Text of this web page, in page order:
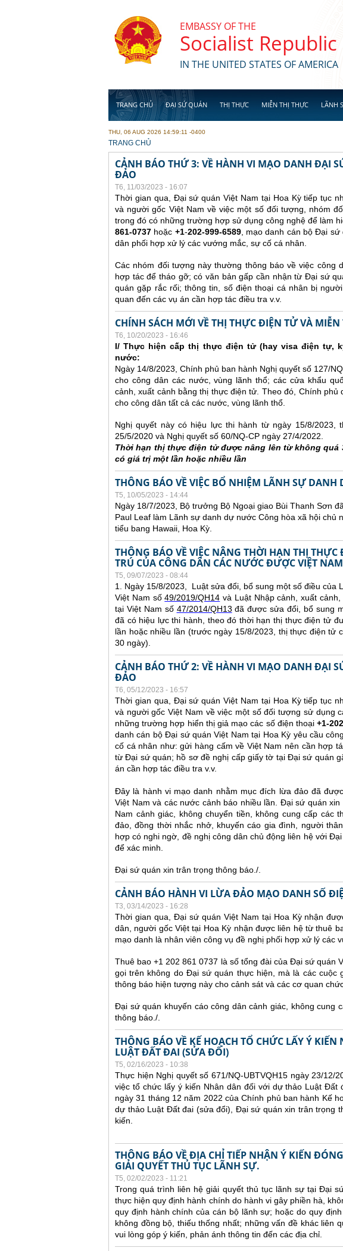
EMBASSY OF THE
Socialist
IN THE UNITED STATES OF AMERICA
TRANG CHỦ ĐẠI SỨ QUÁN THỊ THỰC MIỄN THỊ THỰC LÃNH
THU, 06 AUG 2026 14:59:11 -0400
YOU ARE HERE
TRANG CHỦ
CẢNH BÁO THỨ 3: VỀ HÀNH VI MẠO DANH ĐẠI
ĐẢO
T6, 11/03/2023 - 16:07
Thời gian qua, Đại sứ quán Việt Nam tại Hoa Kỳ tiếp tục
và người gốc Việt Nam về việc một số đối tượng, nhóm
trong đó có những trường hợp sử dụng công nghệ để làm
861-0737 hoặc +1-202-999-6589, mạo danh cán bộ Đại sứ
dân phối hợp xử lý các vướng mắc, sự cố cá nhân.
Các nhóm đối tượng này thường thông báo về việc công
hợp tác để tháo gỡ; có văn bản gấp cần nhận từ Đại sứ
quán gặp rắc rối; thông tin, số điện thoại cá nhân bị
quan đến các vụ án cần hợp tác điều tra v.v.
CHÍNH SÁCH MỚI VỀ THỊ THỰC ĐIỆN TỬ VÀ MIỄN
T6, 10/20/2023 - 16:46
I/ Thực hiện cấp thị thực điện tử (hay visa điện tự,
nước:
Ngày 14/8/2023, Chính phủ ban hành Nghị quyết số 127/
cho công dân các nước, vùng lãnh thổ; các cửa khẩu
cảnh, xuất cảnh bằng thị thực điện tử. Theo đó, Chính
cho công dân tất cả các nước, vùng lãnh thổ.
Nghị quyết này có hiệu lực thi hành từ ngày 15/8/2023,
25/5/2020 và Nghị quyết số 60/NQ-CP ngày 27/4/2022.
Thời hạn thị thực điện tử được nâng lên từ không quá
có giá trị một lần hoặc nhiều lần
THÔNG BÁO VỀ VIỆC BỔ NHIỆM LÃNH SỰ DANH
T5, 10/05/2023 - 14:44
Ngày 18/7/2023, Bộ trưởng Bộ Ngoại giao Bùi Thanh Sơn
Paul Leaf làm Lãnh sự danh dự nước Công hòa xã hội chủ
tiểu bang Hawaii, Hoa Kỳ.
THÔNG BÁO VỀ VIỆC NÂNG THỜI HẠN THỊ
TRÚ CỦA CÔNG DÂN CÁC NƯỚC ĐƯỢC VIỆT
T5, 09/07/2023 - 08:44
1. Ngày 15/8/2023, Luật sửa đổi, bổ sung một số điều của
Việt Nam số49/2019/QH14 và Luật Nhập cảnh, xuất
tại Việt Nam số 47/2014/QH13 đã được sửa đổi, bổ sung
đã có hiệu lực thi hành, theo đó thời hạn thị thực điện tử
lần hoặc nhiều lần (trước ngày 15/8/2023, thị thực điện tử
30 ngày).
CẢNH BÁO THỨ 2: VỀ HÀNH VI MẠO DANH ĐẠI
ĐẢO
T6, 05/12/2023 - 16:57
Thời gian qua, Đại sứ quán Việt Nam tại Hoa Kỳ tiếp tục
và người gốc Việt Nam về việc một số đối tượng sử dụng
những trường hợp hiển thị giả mạo các số điện thoại+1-
danh cán bộ Đại sứ quán Việt Nam tại Hoa Kỳ yêu cầu
cố cá nhân như: gửi hàng cấm về Việt Nam nên cần hợp
từ Đại sứ quán; hồ sơ đề nghị cấp giấy tờ tại Đại sứ quán
án cần hợp tác điều tra v.v.
Đây là hành vi mạo danh nhằm mục đích lừa đảo đã
Việt Nam và các nước cảnh báo nhiều lần. Đại sứ quán xin
Nam cảnh giác, không chuyển tiền, không cung cấp các
đảo, đồng thời nhắc nhở, khuyến cáo gia đình, người
hợp có nghi ngờ, đề nghị công dân chủ động liên hệ với
để xác minh.
Đại sứ quán xin trân trọng thông báo./.
CẢNH BÁO HÀNH VI LỪA ĐẢO MẠO DANH SỐ
T3, 03/14/2023 - 16:28
Thời gian qua, Đại sứ quán Việt Nam tại Hoa Kỳ nhận
dân, người gốc Việt tại Hoa Kỳ nhận được liên hệ từ thuê
mạo danh là nhân viên công vụ đề nghị phối hợp xử lý các
Thuê bao +1 202 861 0737 là số tổng đài của Đại sứ quán
gọi trên không do Đại sứ quán thực hiện, mà là các cuộc
thông báo hiện tượng này cho cảnh sát và các cơ quan
Đại sứ quán khuyến cáo công dân cảnh giác, không cung
thông báo./.
THÔNG BÁO VỀ KẾ HOẠCH TỔ CHỨC LẤY Ý
LUẬT ĐẤT ĐAI (SỬA ĐỔI)
T5, 02/16/2023 - 10:38
Thực hiện Nghị quyết số 671/NQ-UBTVQH15 ngày 23/12/
việc tổ chức lấy ý kiến Nhân dân đối với dự thảo Luật Đất
ngày 31 tháng 12 năm 2022 của Chính phủ ban hành Kế
dự thảo Luật Đất đai (sửa đổi), Đại sứ quán xin trân trọng
kiến.
THÔNG BÁO VỀ ĐỊA CHỈ TIẾP NHẬN Ý KIẾN
GIẢI QUYẾT THỦ TỤC LÃNH SỰ.
T5, 02/02/2023 - 11:21
Trong quá trình liên hệ giải quyết thủ tục lãnh sự tại Đại
thực hiện quy định hành chính do hành vi gây phiền hà,
quy định hành chính của cán bộ lãnh sự; hoặc do quy
không đồng bộ, thiếu thống nhất; những vấn đề khác liên
vui lòng góp ý kiến, phản ánh thông tin đến các địa chỉ.